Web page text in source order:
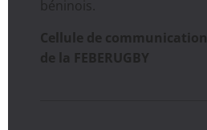
béninois.
Cellule de communication
de la FEBERUGBY